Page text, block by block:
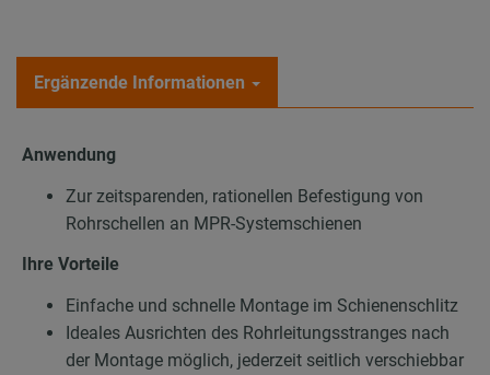
Ergänzende Informationen
Anwendung
Zur zeitsparenden, rationellen Befestigung von
Rohrschellen an MPR-Systemschienen
Ihre Vorteile
Einfache und schnelle Montage im Schienenschlitz
Ideales Ausrichten des Rohrleitungsstranges nach
der Montage möglich, jederzeit seitlich verschiebbar